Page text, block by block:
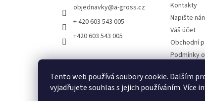
Tento web používá soubory cookie. Dalším
vyjadřujete souhlas s jejich používáním. Více
objednavky@a-gross.cz
+ 420 603 543 005
+420 603 543 005
Kontakty
Napište
Váš účet
Obchodní
Podmínky
Reklamace